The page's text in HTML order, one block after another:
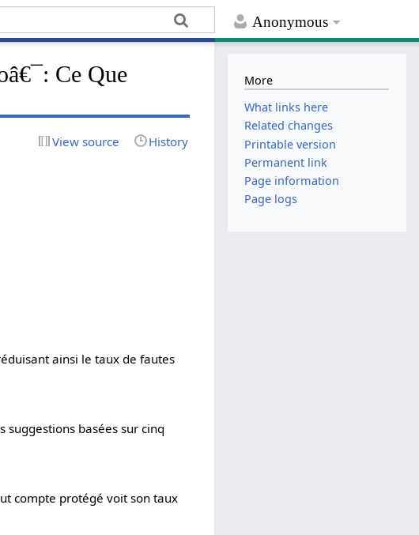
Anonymous
Ce Que
View source History
ainsi le taux de fautes
basées sur cinq
compte protégé voit son taux
More
What links here
Related changes
Printable version
Permanent link
Page information
Page logs